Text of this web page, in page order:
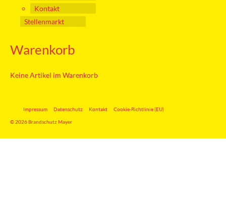
Kontakt
Stellenmarkt
Warenkorb
Keine Artikel im Warenkorb
Impressum Datenschutz Kontakt Cookie-Richtlinie (EU)
© 2026 Brandschutz Mayer